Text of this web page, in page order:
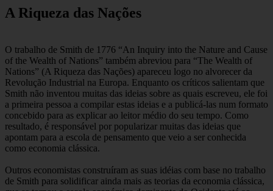
A Riqueza das Nações
O trabalho de Smith de 1776 “An Inquiry into the Nature and Cause
of the Wealth of Nations” também abreviou para “The Wealth of
Nations” (A Riqueza das Nações) apareceu logo no alvorecer da
Revolução Industrial na Europa. Enquanto os críticos salientam que
Smith não inventou muitas das ideias sobre as quais escreveu, ele foi
a primeira pessoa a compilar estas ideias e a publicá-las num formato
concebido para as explicar ao leitor médio do seu tempo. Como
resultado, é responsável por popularizar muitas das ideias que
apontam para a escola de pensamento que veio a ser conhecida
como economia clássica.
Outros economistas construíram as suas idéias com base no trabalho
de Smith para solidificar ainda mais as teorias da economia clássica,